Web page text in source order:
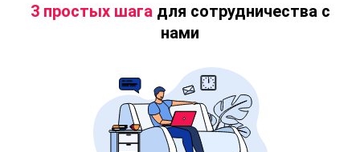
3 простых шагадля сотрудничества с
нами